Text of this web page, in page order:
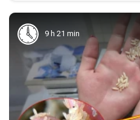
9 h 21 min